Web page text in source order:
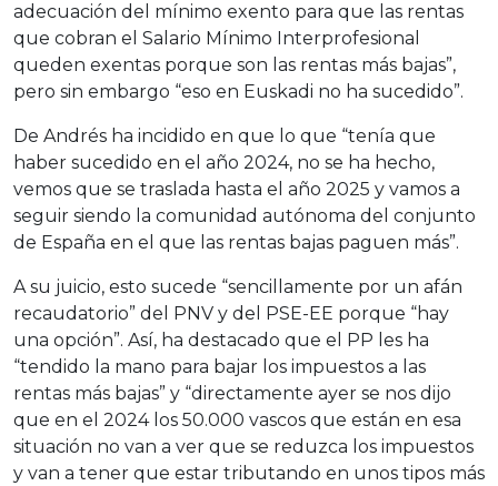
adecuación del mínimo exento para que las rentas
que cobran el Salario Mínimo Interprofesional
queden exentas porque son las rentas más bajas”,
pero sin embargo “eso en Euskadi no ha sucedido”.
De Andrés ha incidido en que lo que “tenía que
haber sucedido en el año 2024, no se ha hecho,
vemos que se traslada hasta el año 2025 y vamos a
seguir siendo la comunidad autónoma del conjunto
de España en el que las rentas bajas paguen más”.
A su juicio, esto sucede “sencillamente por un afán
recaudatorio” del PNV y del PSE-EE porque “hay
una opción”. Así, ha destacado que el PP les ha
“tendido la mano para bajar los impuestos a las
rentas más bajas” y “directamente ayer se nos dijo
que en el 2024 los 50.000 vascos que están en esa
situación no van a ver que se reduzca los impuestos
y van a tener que estar tributando en unos tipos más